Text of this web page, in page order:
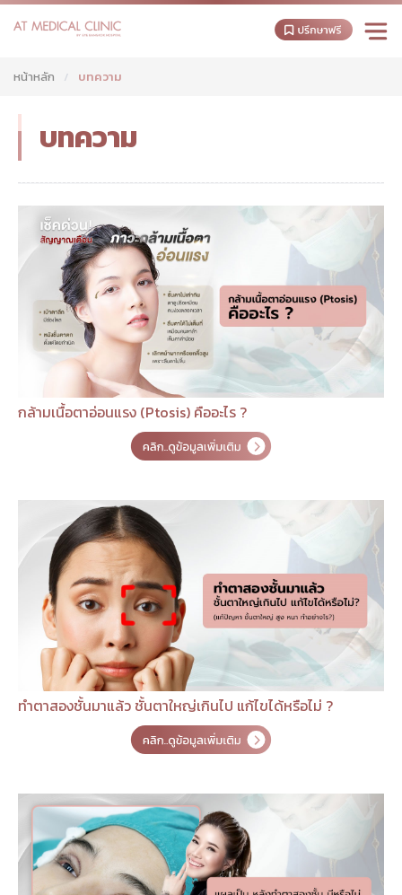
หน้าหลัก บทความ
บทความ
กล้ามเนื้อตาอ่อนแรง (Ptosis) คืออะไร ?
ทำตาสองชั้นมาแล้ว ชั้นตาใหญ่เกินไป แก้ไขได้หรือไม่ ?